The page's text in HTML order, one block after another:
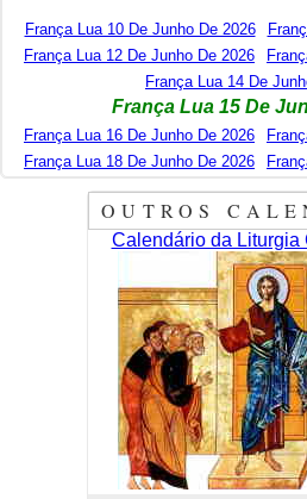
França Lua 10 De Junho De 2026
França Lua 12 De Junho De 2026
França Lua 14 De
França Lua 15 De
França Lua 16 De Junho De 2026
França Lua 18 De Junho De 2026
OUTROS
Calendário da Liturgia